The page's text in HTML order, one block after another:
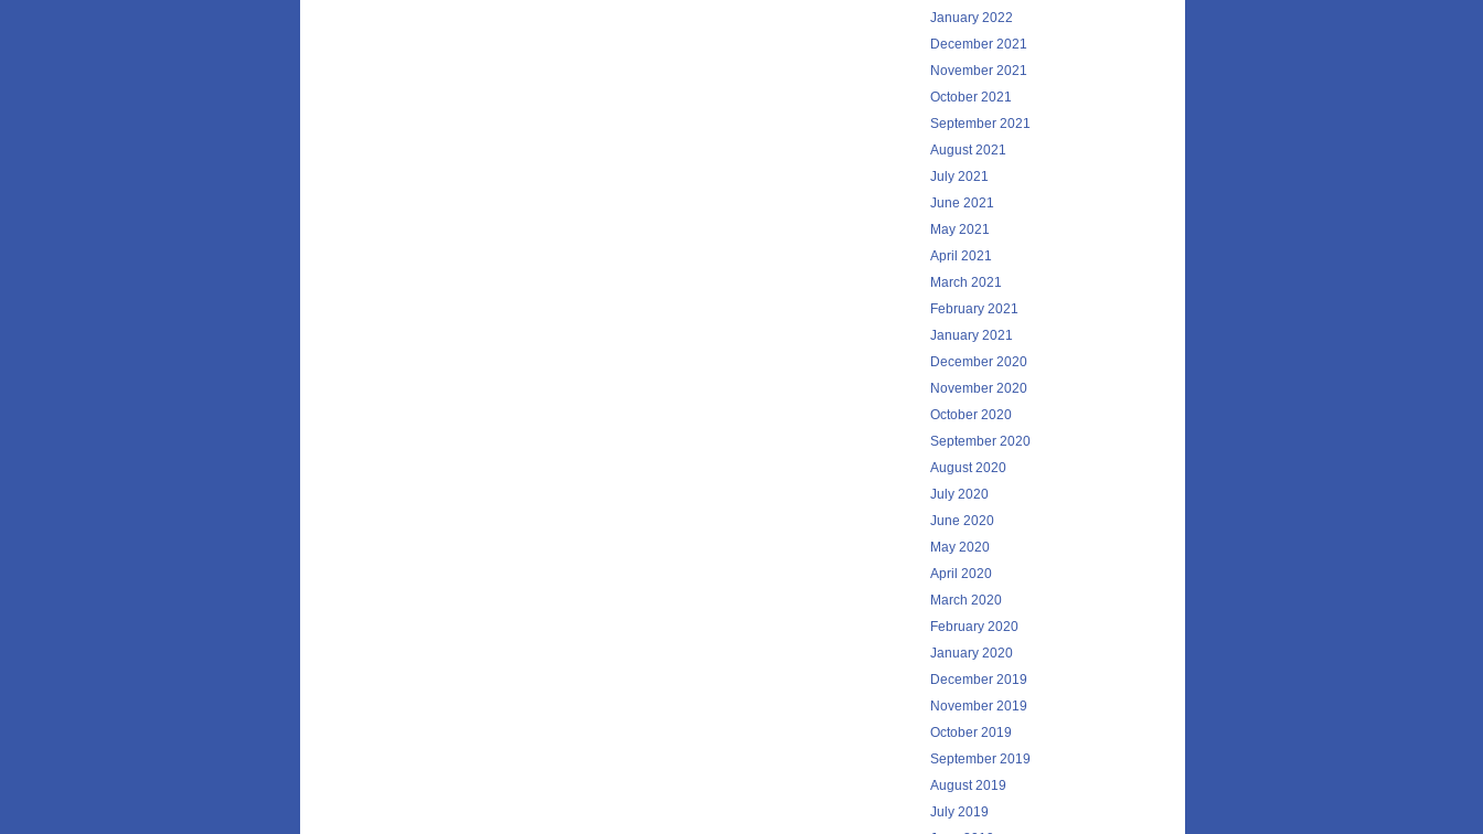
January 2022
December 2021
November 2021
October 2021
September 2021
August 2021
July 2021
June 2021
May 2021
April 2021
March 2021
February 2021
January 2021
December 2020
November 2020
October 2020
September 2020
August 2020
July 2020
June 2020
May 2020
April 2020
March 2020
February 2020
January 2020
December 2019
November 2019
October 2019
September 2019
August 2019
July 2019